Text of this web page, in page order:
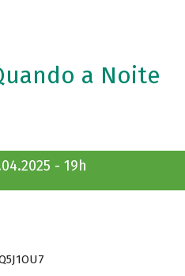
a Noite
- 19h